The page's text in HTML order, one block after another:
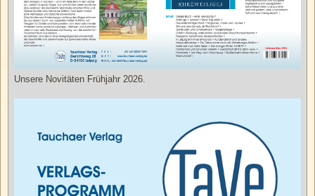
Unsere Novitäten Frühjahr 2026.